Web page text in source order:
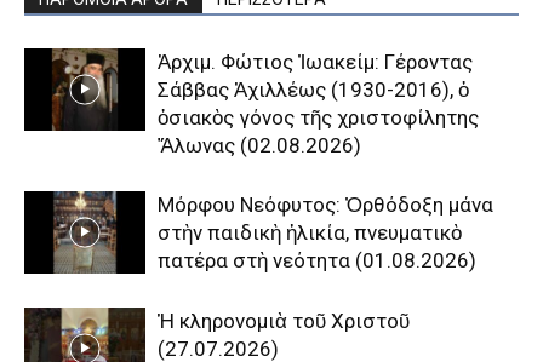
Ἀρχιμ. Φώτιος Ἰωακείμ: Γέροντας
Σάββας Ἀχιλλέως (1930-2016), ὁ
ὁσιακὸς γόνος τῆς χριστοφίλητης
Ἅλωνας (02.08.2026)
Μόρφου Νεόφυτος: Ὀρθόδοξη μάνα
στὴν παιδικὴ ἡλικία, πνευματικὸ
πατέρα στὴ νεότητα (01.08.2026)
Ἡ κληρονομιὰ τοῦ Χριστοῦ
(27.07.2026)